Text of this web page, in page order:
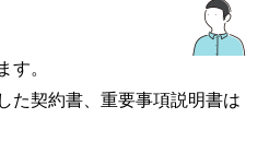
す。
た契約書、重要事項説明書は